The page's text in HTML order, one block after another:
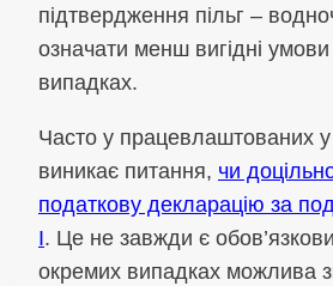
підтвердження пільг –
означати менш вигідні умови
випадках.
Часто у працевлаштованих у
виникає питання, чи
податкову декларацію за
I. Це не завжди є
окремих випадках можлива